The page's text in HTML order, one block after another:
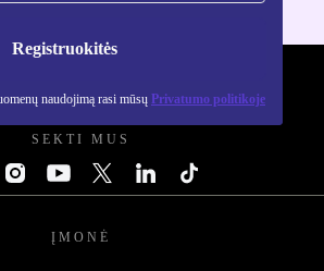
Registruokitės
naudojimą rasi mūsų Privatumo politikoje
SEKTI MUS
ĮMONĖ